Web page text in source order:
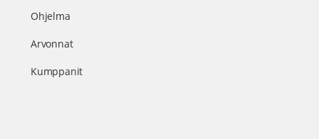
Ohjelma
Arvonnat
Kumppanit